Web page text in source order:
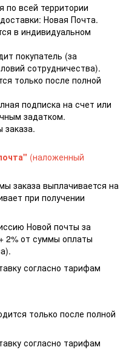
по всей территории
Новая Почта.
в индивидуальном
покупатель (за
сотрудничества).
только после полной
подписка на счет или
задатком.
заказа.
(наложенный
заказа выплачивается на
при получении
Новой почты за
2% от суммы оплаты
согласно тарифам
только после полной
согласно тарифам